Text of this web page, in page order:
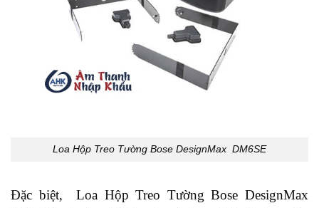
Loa Hộp Treo Tường Bose DesignMax DM6SE
Đặc biệt, Loa Hộp Treo Tường Bose DesignMax